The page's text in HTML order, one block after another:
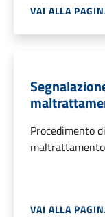
VAI ALLA
Procedimento
VAI ALLA